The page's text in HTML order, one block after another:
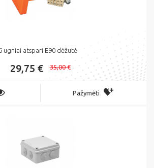
ugniai atspari E90 dėžutė
29,75 € 35,00 €
Pažymėti